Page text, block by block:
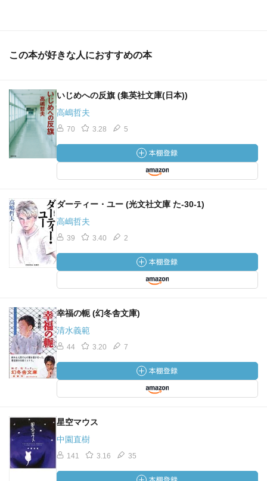
この本が好きな人におすすめの本
いじめへの反旗 (集英社文庫(日本))
高嶋哲夫
70 3.28 5
ダーティー・ユー (光文社文庫 た-30-1)
高嶋哲夫
39 3.40 2
幸福の軛 (幻冬舎文庫)
清水義範
44 3.20 7
星空マウス
中園直樹
141 3.16 35